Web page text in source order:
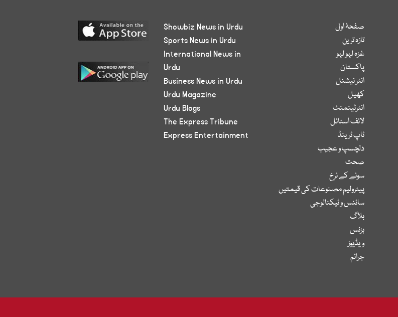
صفحۂ اول
تازہ ترین
غزہ لہو لہو
پاکستان
انٹر نیشنل
کھیل
انٹرٹینمنٹ
لائف اسٹائل
ٹاپ ٹرینڈ
دلچسپ و عجیب
صحت
سونے کے نرخ
پیٹرولیم مصنوعات کی قیمتیں
سائنس و ٹیکنالوجی
بلاگ
بزنس
ویڈیوز
جرائم
Showbiz News in Urdu
Sports News in Urdu
International News in
Urdu
Business News in Urdu
Urdu Magazine
Urdu Blogs
The Express Tribune
Express Entertainment